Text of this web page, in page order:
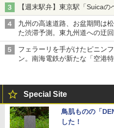
【週末駅弁】東京駅「Suicaの
九州の高速道路、お盆期間は
た渋滞予測。東九州道への迂
フェラーリを手がけたピニン
ン。南海電鉄が新たな「空港
Special Site
鳥肌ものの「
した！